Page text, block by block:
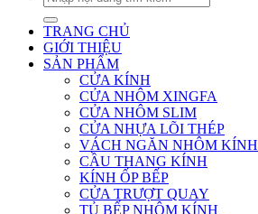
kiếm:
TRANG CHỦ
GIỚI THIỆU
SẢN PHẨM
CỬA KÍNH
CỬA NHÔM XINGFA
CỬA NHÔM SLIM
CỬA NHỰA LÕI THÉP
VÁCH NGĂN NHÔM KÍNH
CẦU THANG KÍNH
KÍNH ỐP BẾP
CỬA TRƯỢT QUAY
TỦ BẾP NHÔM KÍNH